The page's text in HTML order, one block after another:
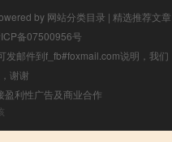
by 网站分类目录 | 精选推荐文章
备07500956号
发邮件到f_fb#foxmail.com说明，我们
谢谢
盈利性广告及商业合作